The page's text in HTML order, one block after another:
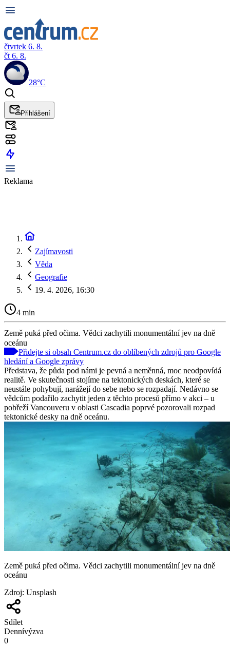
čtvrtek 6. 8.
čt 6. 8.
28°C
Přihlášení
Reklama
Zajímavosti
Věda
Geografie
19. 4. 2026, 16:30
4 min
Země puká před očima. Vědci zachytili monumentální jev na dně
oceánu
Přidejte si obsah Centrum.cz do oblíbených zdrojů pro Google
hledání a Google zprávy
Představa, že půda pod námi je pevná a neměnná, moc neodpovídá
realitě. Ve skutečnosti stojíme na tektonických deskách, které se
neustále pohybují, narážejí do sebe nebo se rozpadají. Nedávno se
vědcům podařilo zachytit jeden z těchto procesů přímo v akci – u
pobřeží Vancouveru v oblasti Cascadia poprvé pozorovali rozpad
tektonické desky na dně oceánu.
Země puká před očima. Vědci zachytili monumentální jev na dně
oceánu
Zdroj: Unsplash
Sdílet
Dennívýzva
0